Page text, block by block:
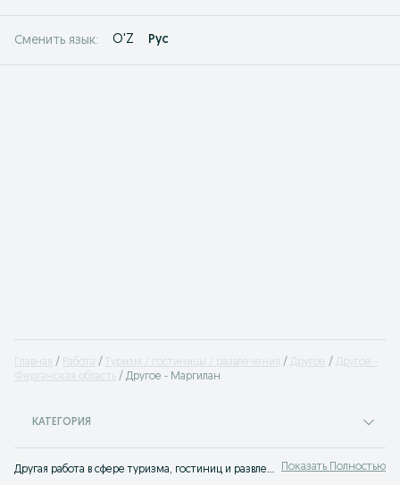
Сменить язык: O'Z Рус
Главная Работа Туризм / гостиницы / развлечения Другое
Другое -
Ферганская область
Другое - Маргилан
КАТЕГОРИЯ
Другая работа в сфере туризма, гостиниц и развлечений Маргилан ⭐ Все вакансии для специалистов отельного бизнеса ⮞⮞ OLX.uz Маргилан Показать Полностью